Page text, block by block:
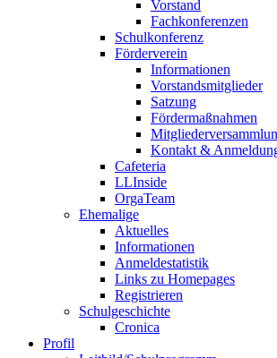
Vorstand
Fachkonferenzen
Schulkonferenz
Förderverein
Informationen
Vorstandsmitglieder
Satzung
Fördermaßnahmen
Kontakt &
Cafeteria
LLInside
OrgaTeam
Ehemalige
Aktuelles
Informationen
Anmeldestatistik
Links zu Homepages
Registrieren
Schulgeschichte
Cronica
Profil